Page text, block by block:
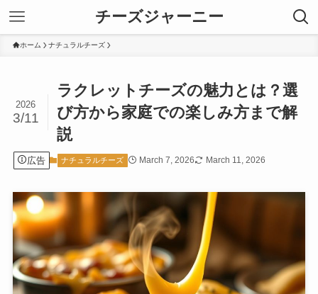
チーズジャーニー
ホーム ナチュラルチーズ
ラクレットチーズの魅力とは？選
び方から家庭での楽しみ方まで解
説
2026
3/11
広告 ナチュラルチーズ March 7, 2026 March 11, 2026